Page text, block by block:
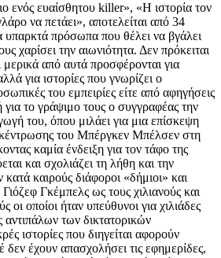
ενός ευαίσθητου killer», «Η ιστορία τον
να πετάει», αποτελείται από 34
υπαρκτά πρόσωπα που θέλει να βγάλει
χαρίσει την αιωνιότητα. Δεν πρόκειται
μερικά από αυτά προσφέρονται για
για ιστορίες που γνωρίζει ο
του εμπειρίες είτε από αφηγήσεις
το γράψιμο τους ο συγγραφέας την
του, όπου μιλάει για μια επίσκεψη
του Μπέργκεν Μπέλσεν στη
καμία ένδειξη για τον τάφο της
και σχολιάζει τη λήθη και την
καιρούς διάφοροι «δήμιοι» και
Γκέμπελς ως τους χιλιανούς και
οι οποίοι ήταν υπεύθυνοι για χιλιάδες
αντιπάλων των δικτατορικών
ιστορίες που διηγείται αφορούν
δεν έχουν απασχολήσει τις εφημερίδες,